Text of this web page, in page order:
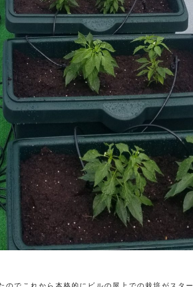
のでこれから本格的にビルの屋上での栽培がスター